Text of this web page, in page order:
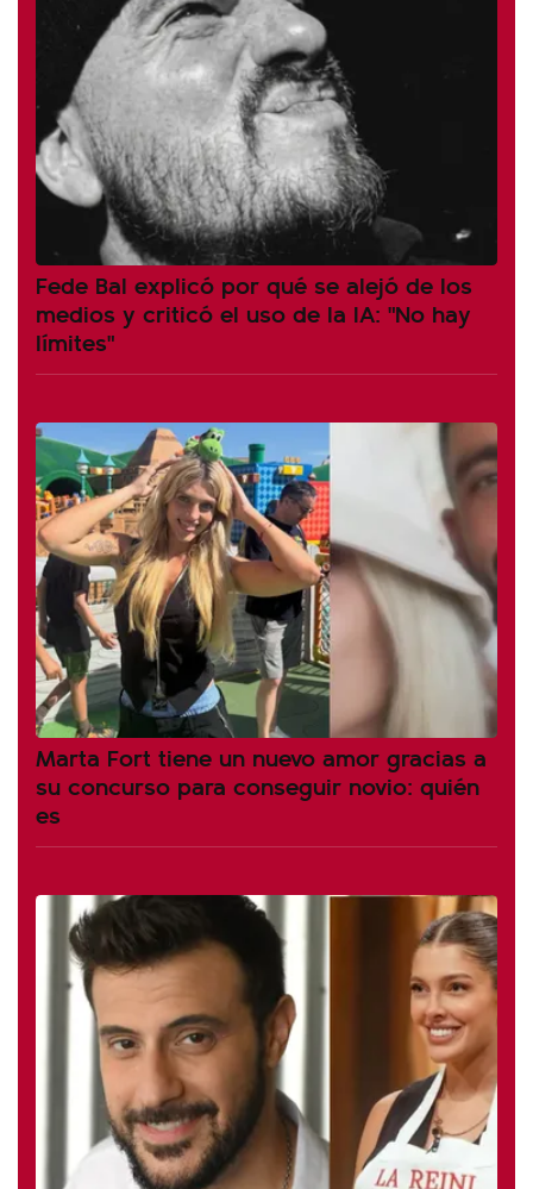
Fede Bal explicó por qué se alejó de los
medios y criticó el uso de la IA: "No hay
límites"
Marta Fort tiene un nuevo amor gracias a
su concurso para conseguir novio: quién
es